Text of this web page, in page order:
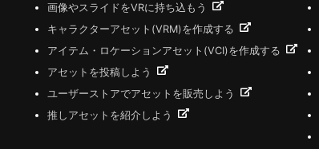
画像やスライドをVRに持ち込もう
キャラクターアセット(VRM)を作成する
アイテム・ロケーションアセット(VCI)を作成する
アセットを投稿しよう
ユーザーストアでアセットを販売しよう
推しアセットを紹介しよう